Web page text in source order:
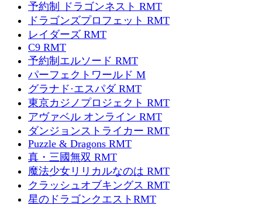
予約制 ドラゴンネスト RMT
ドラゴンズプロフェット RMT
レイダーズ RMT
C9 RMT
予約制エルソード RMT
パーフェクトワールド M
グラナド·エスパダ RMT
東京カジノプロジェクト RMT
アヴァベル オンライン RMT
ダンジョンストライカー RMT
Puzzle & Dragons RMT
真・三國無双 RMT
魔法少女リリカルなのは RMT
クラッシュオブキングス RMT
星のドラゴンクエストRMT